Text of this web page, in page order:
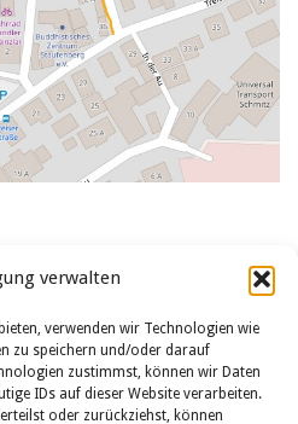
verwalten
verwenden wir Technologien wie
zu speichern und/oder darauf
zustimmst, können wir Daten
IDs auf dieser Website verarbeiten.
oder zurückziehst, können